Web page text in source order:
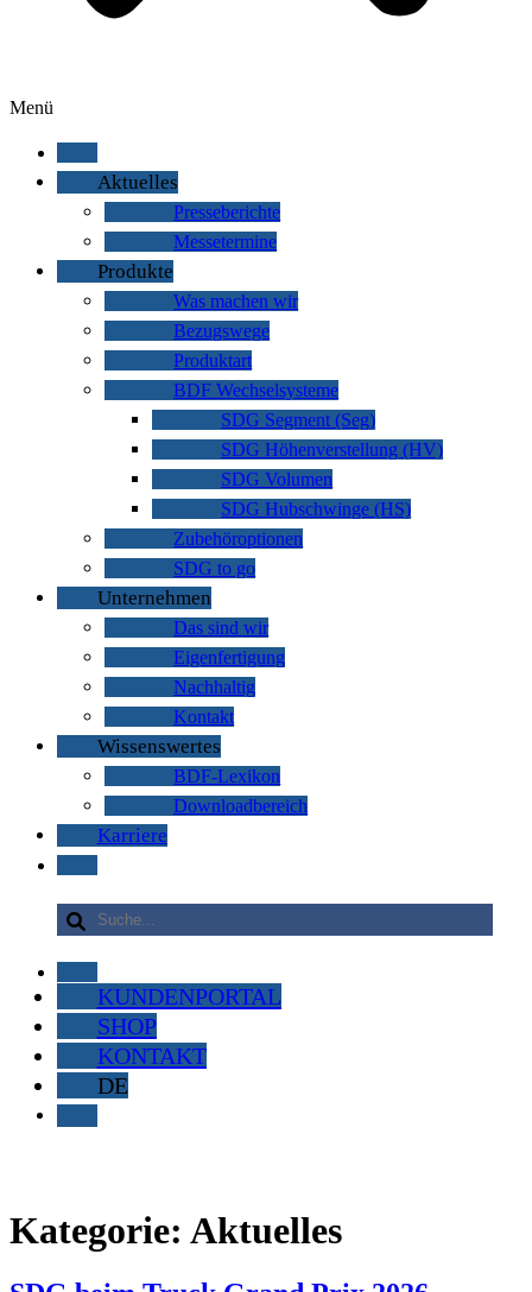
Menü
Aktuelles
Presseberichte
Messetermine
Produkte
Was machen wir
Bezugswege
Produktart
BDF Wechselsysteme
SDG Segment (Seg)
SDG Höhenverstellung (HV)
SDG Volumen
SDG Hubschwinge (HS)
Zubehöroptionen
SDG to go
Unternehmen
Das sind wir
Eigenfertigung
Nachhaltig
Kontakt
Wissenswertes
BDF-Lexikon
Downloadbereich
Karriere
KUNDENPORTAL
SHOP
KONTAKT
DE
Kategorie: Aktuelles